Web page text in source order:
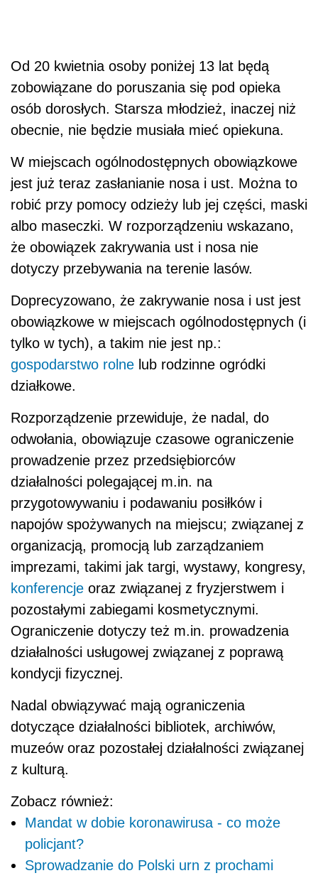
Od 20 kwietnia osoby poniżej 13 lat będą
zobowiązane do poruszania się pod opieka
osób dorosłych. Starsza młodzież, inaczej niż
obecnie, nie będzie musiała mieć opiekuna.
W miejscach ogólnodostępnych obowiązkowe
jest już teraz zasłanianie nosa i ust. Można to
robić przy pomocy odzieży lub jej części, maski
albo maseczki. W rozporządzeniu wskazano,
że obowiązek zakrywania ust i nosa nie
dotyczy przebywania na terenie lasów.
Doprecyzowano, że zakrywanie nosa i ust jest
obowiązkowe w miejscach ogólnodostępnych (i
tylko w tych), a takim nie jest np.:
gospodarstwo rolne lub rodzinne ogródki
działkowe.
Rozporządzenie przewiduje, że nadal, do
odwołania, obowiązuje czasowe ograniczenie
prowadzenie przez przedsiębiorców
działalności polegającej m.in. na
przygotowywaniu i podawaniu posiłków i
napojów spożywanych na miejscu; związanej z
organizacją, promocją lub zarządzaniem
imprezami, takimi jak targi, wystawy, kongresy,
konferencje oraz związanej z fryzjerstwem i
pozostałymi zabiegami kosmetycznymi.
Ograniczenie dotyczy też m.in. prowadzenia
działalności usługowej związanej z poprawą
kondycji fizycznej.
Nadal obwiązywać mają ograniczenia
dotyczące działalności bibliotek, archiwów,
muzeów oraz pozostałej działalności związanej
z kulturą.
Zobacz również:
Mandat w dobie koronawirusa - co może
policjant?
Sprowadzanie do Polski urn z prochami